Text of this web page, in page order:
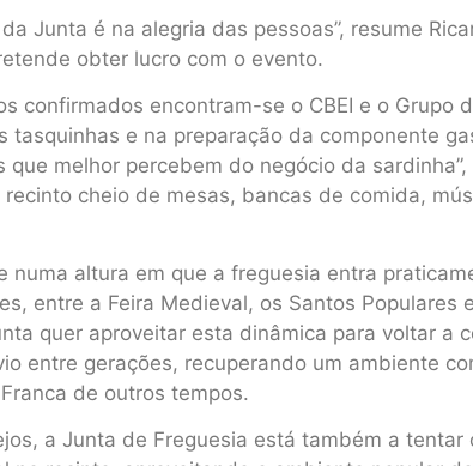
Junta é na alegria das pessoas”, resume
obter lucro com o evento.
confirmados encontram-se o CBEI e o Grupo
tasquinhas e na preparação da componente
que melhor percebem do negócio da
cheio de mesas, bancas de comida,
numa altura em que a freguesia entra
entre a Feira Medieval, os Santos Populares
quer aproveitar esta dinâmica para voltar a
entre gerações, recuperando um ambiente
de outros tempos.
a Junta de Freguesia está também a